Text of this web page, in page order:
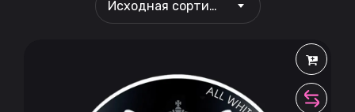
Исходная сортировка